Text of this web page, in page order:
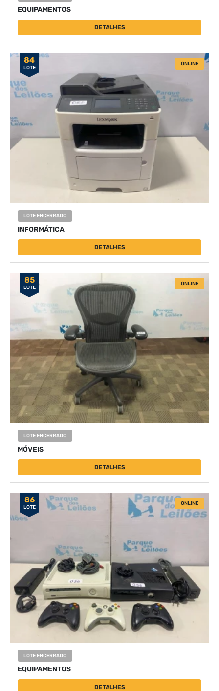
EQUIPAMENTOS
DETALHES
84
LOTE
ONLINE
LOTE ENCERRADO
INFORMÁTICA
DETALHES
85
LOTE
ONLINE
LOTE ENCERRADO
MÓVEIS
DETALHES
86
LOTE
ONLINE
LOTE ENCERRADO
EQUIPAMENTOS
DETALHES